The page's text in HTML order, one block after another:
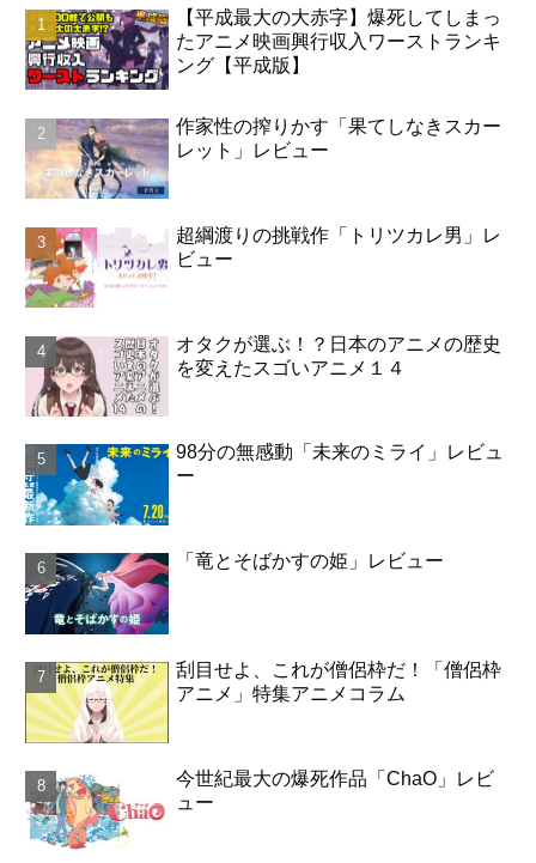
【平成最大の大赤字】爆死してしまっ
たアニメ映画興行収入ワーストランキ
ング【平成版】
作家性の搾りかす「果てしなきスカー
レット」レビュー
超綱渡りの挑戦作「トリツカレ男」レ
ビュー
オタクが選ぶ！？日本のアニメの歴史
を変えたスゴいアニメ１４
98分の無感動「未来のミライ」レビュ
ー
「竜とそばかすの姫」レビュー
刮目せよ、これが僧侶枠だ！「僧侶枠
アニメ」特集アニメコラム
今世紀最大の爆死作品「ChaO」レビ
ュー